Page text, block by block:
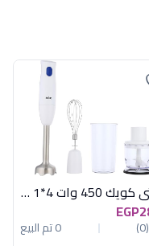
مالتى كويك 450 وات 4*1 استانلس براون
(0)
0 تم البيع